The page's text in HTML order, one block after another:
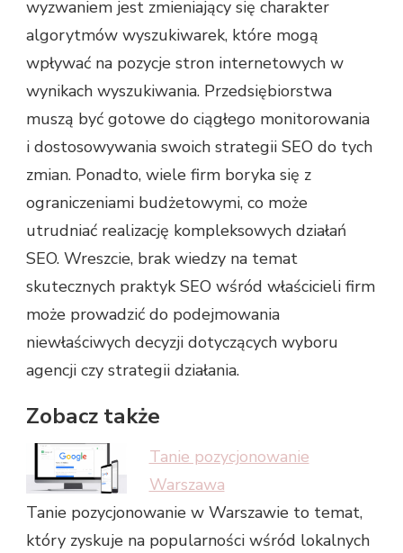
wyzwaniem jest zmieniający się charakter
algorytmów wyszukiwarek, które mogą
wpływać na pozycje stron internetowych w
wynikach wyszukiwania. Przedsiębiorstwa
muszą być gotowe do ciągłego monitorowania
i dostosowywania swoich strategii SEO do tych
zmian. Ponadto, wiele firm boryka się z
ograniczeniami budżetowymi, co może
utrudniać realizację kompleksowych działań
SEO. Wreszcie, brak wiedzy na temat
skutecznych praktyk SEO wśród właścicieli firm
może prowadzić do podejmowania
niewłaściwych decyzji dotyczących wyboru
agencji czy strategii działania.
Zobacz także
Tanie pozycjonowanie
Warszawa
Tanie pozycjonowanie w Warszawie to temat,
który zyskuje na popularności wśród lokalnych